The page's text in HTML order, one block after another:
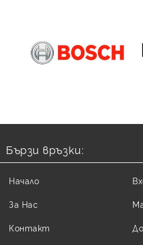
Бързи връзки:
Начало
За Нас
Контакт